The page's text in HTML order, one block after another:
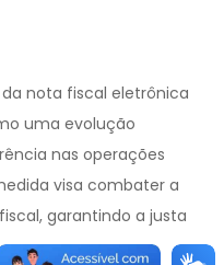
nota fiscal eletrônica
uma evolução
nas operações
visa combater a
garantindo a justa